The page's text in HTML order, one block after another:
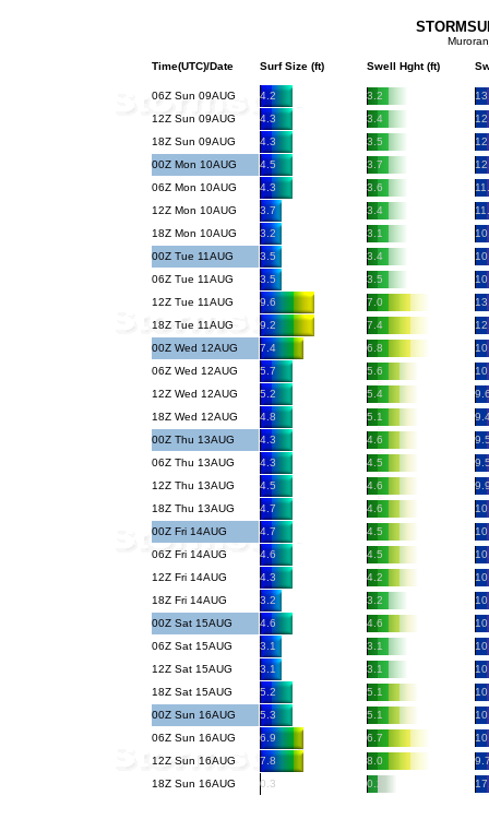
Time(UTC)/Date Surf Size (ft) Swell Hght (ft)
06Z Sun 09AUG 4.2 3.2
12Z Sun 09AUG
4.3 3.4
18Z Sun 09AUG
4.3 3.5
00Z Mon 10AUG
4.5 3.7
06Z Mon 10AUG
4.3 3.6
12Z Mon 10AUG
3.7 3.4
18Z Mon 10AUG
3.2 3.1
00Z Tue 11AUG
3.5 3.4
06Z Tue 11AUG
3.5 3.5
12Z Tue 11AUG
9.6 7.0
18Z Tue 11AUG
9.2 7.4
00Z Wed 12AUG
7.4 6.8
06Z Wed 12AUG
5.7 5.6
12Z Wed 12AUG
5.2 5.4
18Z Wed 12AUG
4.8 5.1
00Z Thu 13AUG
4.3 4.6
06Z Thu 13AUG
4.3 4.5
12Z Thu 13AUG
4.5 4.6
18Z Thu 13AUG
4.7 4.6
00Z Fri 14AUG
4.7 4.5
06Z Fri 14AUG
4.6 4.5
12Z Fri 14AUG
4.3 4.2
18Z Fri 14AUG
3.2 3.2
00Z Sat 15AUG
4.6 4.6
06Z Sat 15AUG
3.1 3.1
12Z Sat 15AUG
3.1 3.1
18Z Sat 15AUG
5.2 5.1
00Z Sun 16AUG
5.3 5.1
06Z Sun 16AUG
6.9 6.7
12Z Sun 16AUG
7.8 8.0
18Z Sun 16AUG
0.3 0.2